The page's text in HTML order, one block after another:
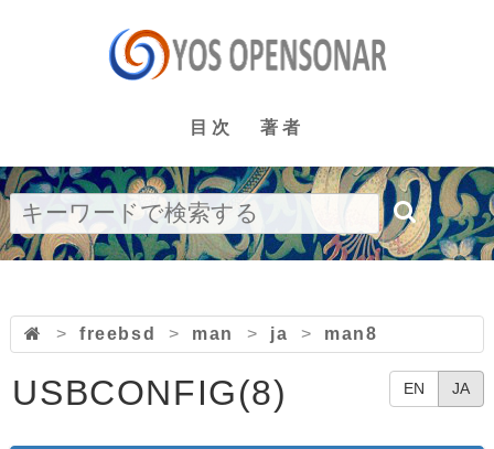
目次 著者
> freebsd > man > ja > man8
EN JA
USBCONFIG(8)